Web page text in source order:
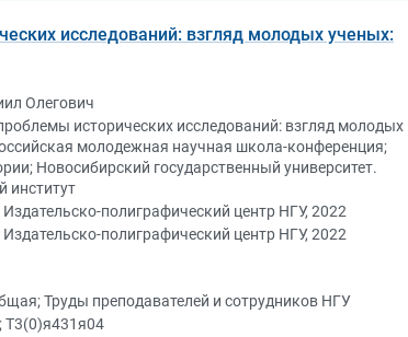
исследований: взгляд молодых ученых:
Олегович
исторических исследований: взгляд молодых
молодежная научная школа-конференция;
Новосибирский государственный университет.
институт
полиграфический центр НГУ, 2022
полиграфический центр НГУ, 2022
Труды преподавателей и сотрудников НГУ
Т3(0)я431я04